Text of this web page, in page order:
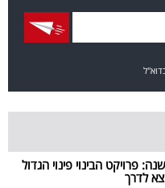
אחרי 20 שנה: פרויקט הבינוי פינוי הגדול
לדרך